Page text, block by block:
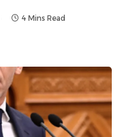
4 Mins Read